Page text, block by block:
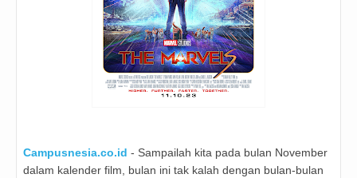
Campusnesia.co.id - Sampailah kita pada bulan November
dalam kalender film, bulan ini tak kalah dengan bulan-bulan